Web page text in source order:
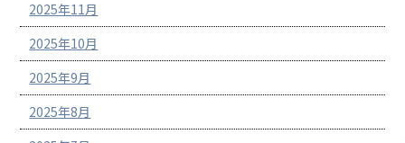
2025年11月
2025年10月
2025年9月
2025年8月